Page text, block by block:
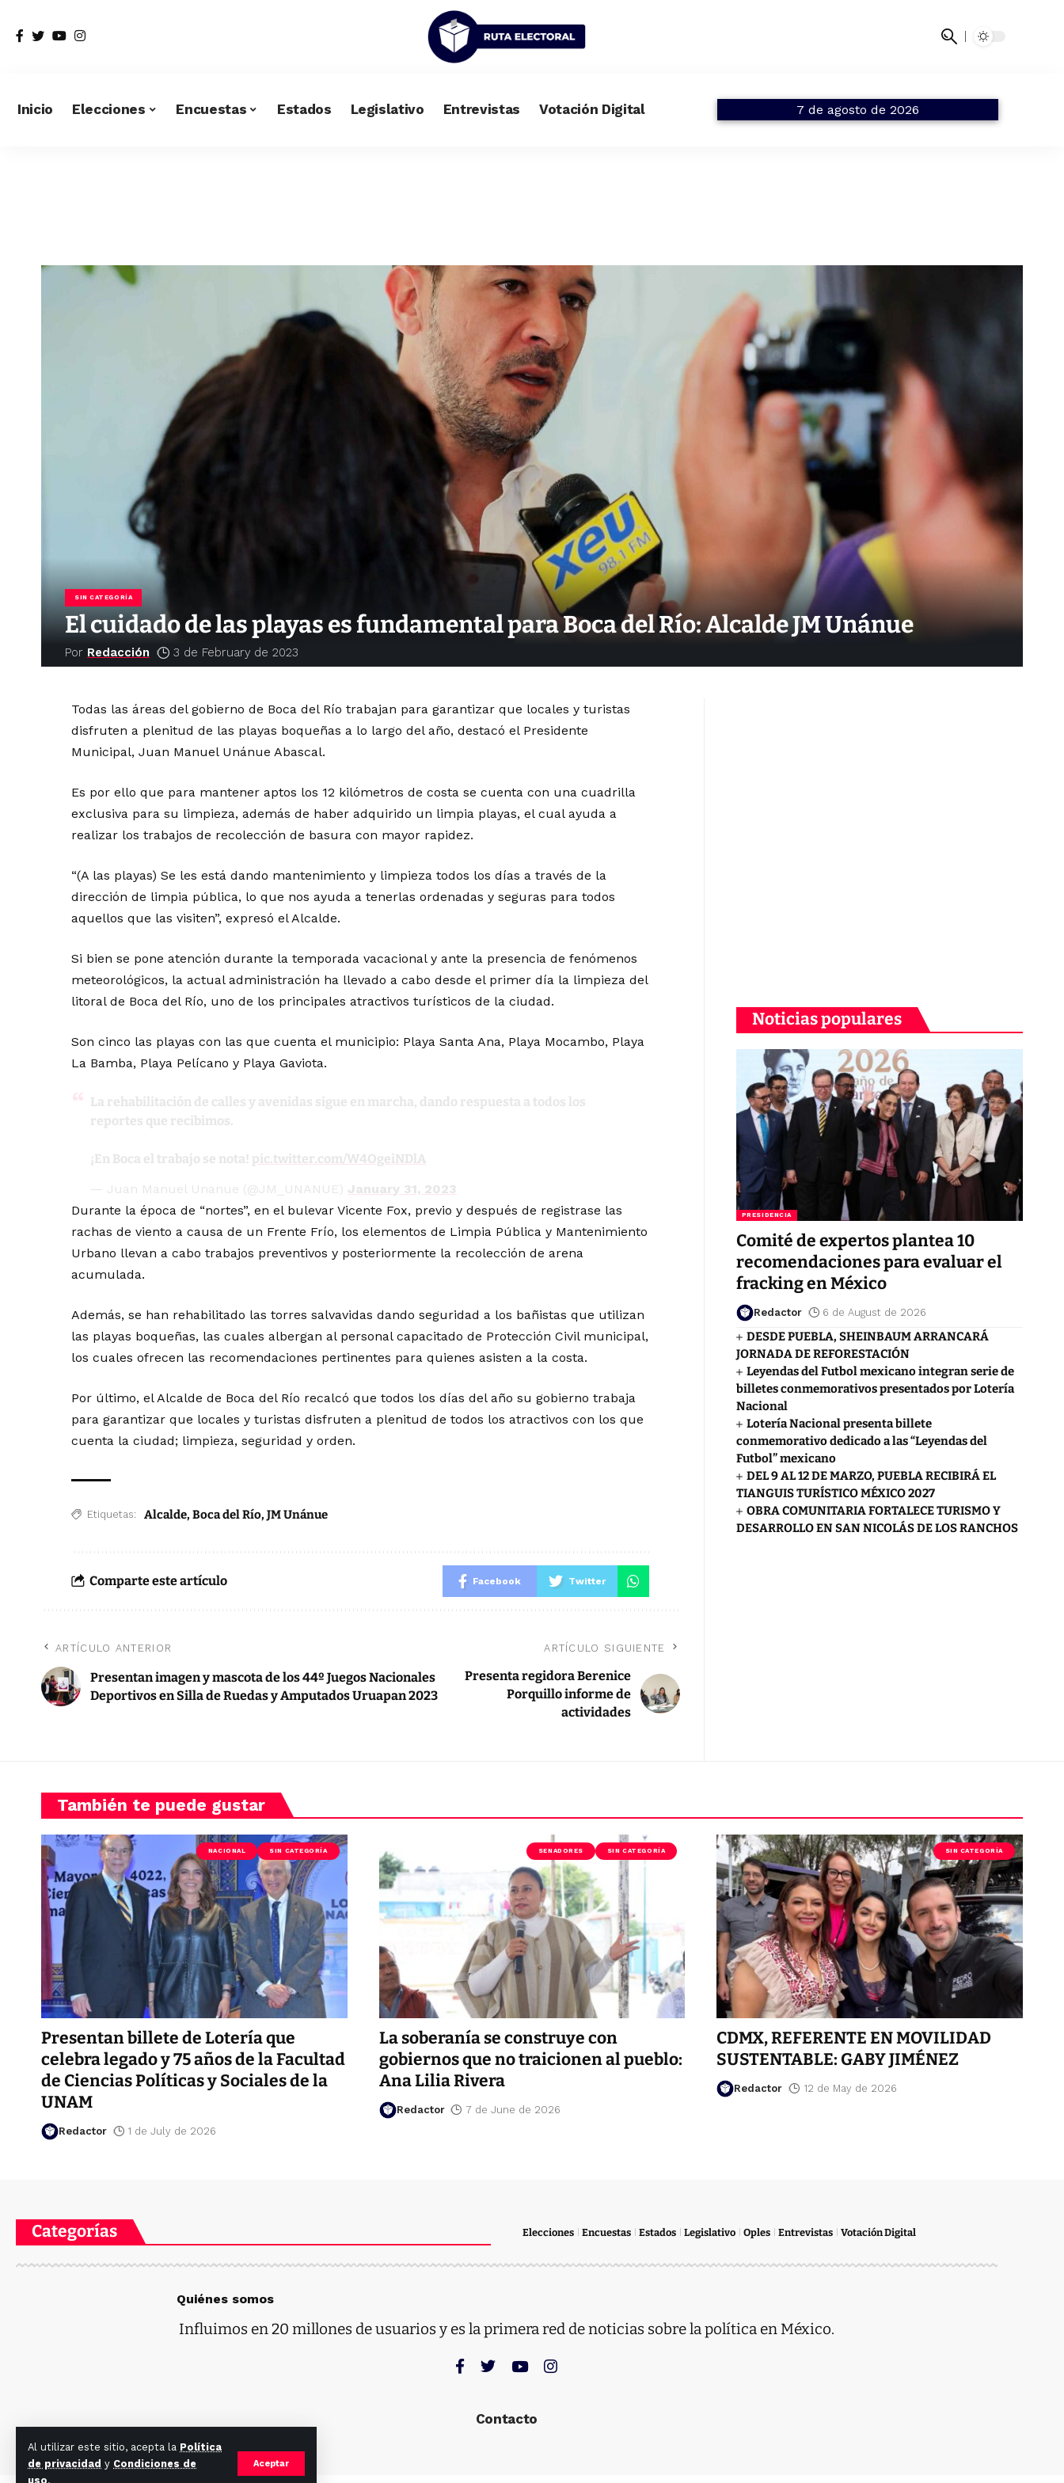
Al utilizar este sitio, acepta la Política
de privacidad y Condiciones de
uso.
Aceptar
Inicio Elecciones Encuestas Estados Legislativo Entrevistas Votación Digital 7 de agosto de 2026
SIN CATEGORÍA
El cuidado de las playas es fundamental para Boca del Río: Alcalde JM Unánue
Por Redacción 3 de February de 2023
Todas las áreas del gobierno de Boca del Río trabajan para garantizar que locales y turistas
disfruten a plenitud de las playas boqueñas a lo largo del año, destacó el Presidente
Municipal, Juan Manuel Unánue Abascal.
Es por ello que para mantener aptos los 12 kilómetros de costa se cuenta con una cuadrilla
exclusiva para su limpieza, además de haber adquirido un limpia playas, el cual ayuda a
realizar los trabajos de recolección de basura con mayor rapidez.
“(A las playas) Se les está dando mantenimiento y limpieza todos los días a través de la
dirección de limpia pública, lo que nos ayuda a tenerlas ordenadas y seguras para todos
aquellos que las visiten”, expresó el Alcalde.
Si bien se pone atención durante la temporada vacacional y ante la presencia de fenómenos
meteorológicos, la actual administración ha llevado a cabo desde el primer día la limpieza del
litoral de Boca del Río, uno de los principales atractivos turísticos de la ciudad.
Son cinco las playas con las que cuenta el municipio: Playa Santa Ana, Playa Mocambo, Playa
La Bamba, Playa Pelícano y Playa Gaviota.
La rehabilitación de calles y avenidas sigue en marcha, dando respuesta a todos los
reportes que recibimos.
¡En Boca el trabajo se nota! pic.twitter.com/W4OgeiNDlA
— Juan Manuel Unanue (@JM_UNANUE) January 31, 2023
Durante la época de “nortes”, en el bulevar Vicente Fox, previo y después de registrase las
rachas de viento a causa de un Frente Frío, los elementos de Limpia Pública y Mantenimiento
Urbano llevan a cabo trabajos preventivos y posteriormente la recolección de arena
acumulada.
Además, se han rehabilitado las torres salvavidas dando seguridad a los bañistas que utilizan
las playas boqueñas, las cuales albergan al personal capacitado de Protección Civil municipal,
los cuales ofrecen las recomendaciones pertinentes para quienes asisten a la costa.
Por último, el Alcalde de Boca del Río recalcó que todos los días del año su gobierno trabaja
para garantizar que locales y turistas disfruten a plenitud de todos los atractivos con los que
cuenta la ciudad; limpieza, seguridad y orden.
Etiquetas: Alcalde,Boca del Río,JM Unánue
Comparte este artículo Facebook Twitter
ARTÍCULO ANTERIOR
Presentan imagen y mascota de los 44º Juegos Nacionales
Deportivos en Silla de Ruedas y Amputados Uruapan 2023
ARTÍCULO SIGUIENTE
Presenta regidora Berenice
Porquillo informe de
actividades
Noticias populares
PRESIDENCIA
Comité de expertos plantea 10
recomendaciones para evaluar el
fracking en México
Redactor 6 de August de 2026
DESDE PUEBLA, SHEINBAUM ARRANCARÁ
JORNADA DE REFORESTACIÓN
Leyendas del Futbol mexicano integran serie de
billetes conmemorativos presentados por Lotería
Nacional
Lotería Nacional presenta billete
conmemorativo dedicado a las “Leyendas del
Futbol” mexicano
DEL 9 AL 12 DE MARZO, PUEBLA RECIBIRÁ EL
TIANGUIS TURÍSTICO MÉXICO 2027
OBRA COMUNITARIA FORTALECE TURISMO Y
DESARROLLO EN SAN NICOLÁS DE LOS RANCHOS
También te puede gustar
NACIONAL SIN CATEGORÍA
Presentan billete de Lotería que
celebra legado y 75 años de la Facultad
de Ciencias Políticas y Sociales de la
UNAM
Redactor 1 de July de 2026
SENADORES SIN CATEGORÍA
La soberanía se construye con
gobiernos que no traicionen al pueblo:
Ana Lilia Rivera
Redactor 7 de June de 2026
SIN CATEGORÍA
CDMX, REFERENTE EN MOVILIDAD
SUSTENTABLE: GABY JIMÉNEZ
Redactor 12 de May de 2026
Categorías Elecciones Encuestas Estados Legislativo Oples Entrevistas Votación Digital
Quiénes somos
Influimos en 20 millones de usuarios y es la primera red de noticias sobre la política en México.
Contacto